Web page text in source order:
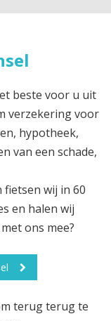
beste voor u uit
verzekering voor
hypotheek,
van een schade,
wij in 60
en halen wij
ons mee?
terug terug te